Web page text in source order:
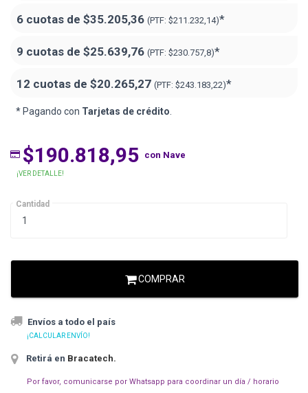
6 cuotas de $35.205,36 (PTF: $211.232,14)*
9 cuotas de $25.639,76 (PTF: $230.757,8)*
12 cuotas de $20.265,27 (PTF: $243.183,22)*
* Pagando con Tarjetas de crédito.
$190.818,95 con Nave
¡VER DETALLE!
Cantidad
COMPRAR
Envíos a todo el país
¡CALCULAR ENVÍO!
Retirá en Bracatech.
Por favor, comunicarse por Whatsapp para coordinar un día / horario